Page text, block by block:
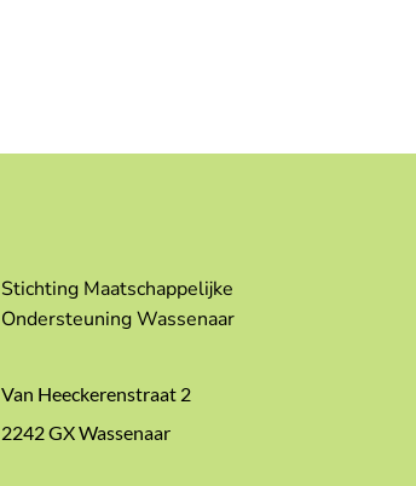
Stichting Maatschappelijke
Ondersteuning Wassenaar
Van Heeckerenstraat 2
2242 GX Wassenaar